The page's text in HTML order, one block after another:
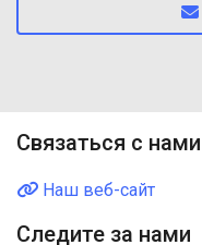
Связаться с нами
Наш веб-сайт
Следите за нами